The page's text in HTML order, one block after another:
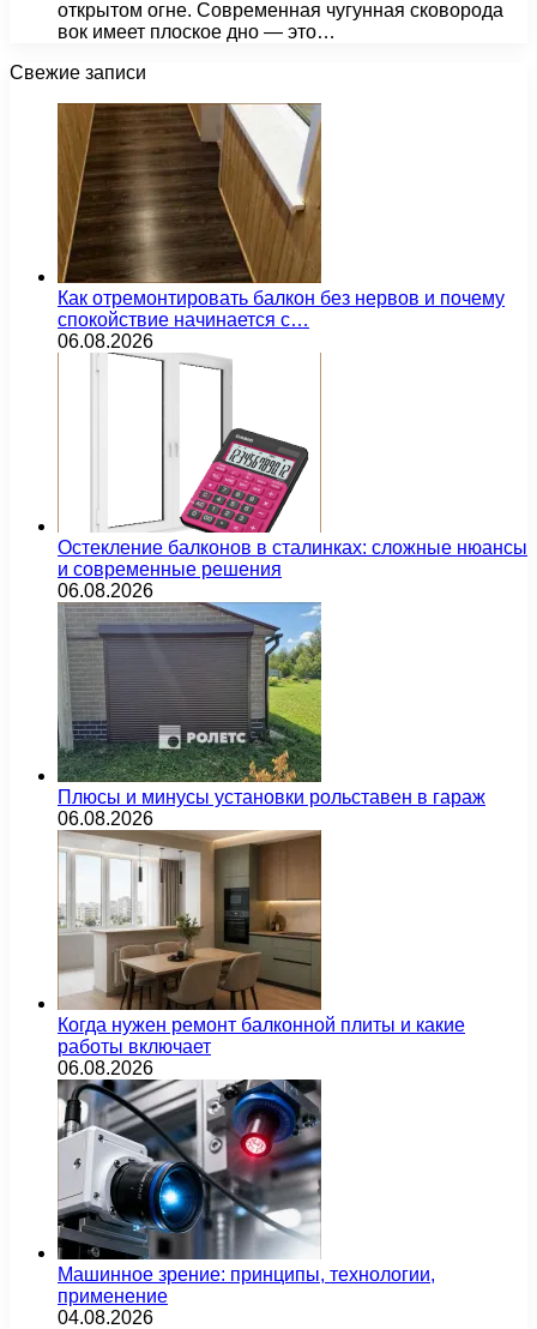
открытом огне. Современная чугунная сковорода
вок имеет плоское дно — это…
Свежие записи
Как отремонтировать балкон без нервов и почему
спокойствие начинается с…
06.08.2026
Остекление балконов в сталинках: сложные нюансы
и современные решения
06.08.2026
Плюсы и минусы установки рольставен в гараж
06.08.2026
Когда нужен ремонт балконной плиты и какие
работы включает
06.08.2026
Машинное зрение: принципы, технологии,
применение
04.08.2026